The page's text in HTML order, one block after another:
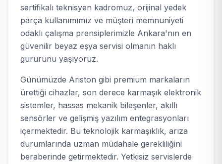
sertifikalı teknisyen kadromuz, orijinal yedek
parça kullanımımız ve müşteri memnuniyeti
odaklı çalışma prensiplerimizle Ankara'nın en
güvenilir beyaz eşya servisi olmanın haklı
gururunu yaşıyoruz.
Günümüzde Ariston gibi premium markaların
ürettiği cihazlar, son derece karmaşık elektronik
sistemler, hassas mekanik bileşenler, akıllı
sensörler ve gelişmiş yazılım entegrasyonları
içermektedir. Bu teknolojik karmaşıklık, arıza
durumlarında uzman müdahale gerekliliğini
beraberinde getirmektedir. Yetkisiz servislerde